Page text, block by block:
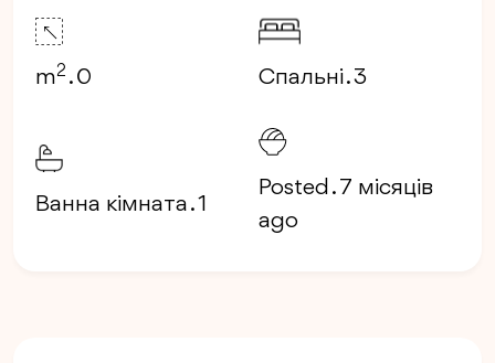
m2 . 0 Спальні . 3
Ванна кімната . 1
Posted . 7 місяців
ago